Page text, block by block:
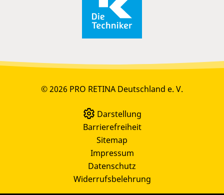
© 2026 PRO RETINA Deutschland e. V.
Darstellung
Barrierefreiheit
Sitemap
Impressum
Datenschutz
Widerrufsbelehrung